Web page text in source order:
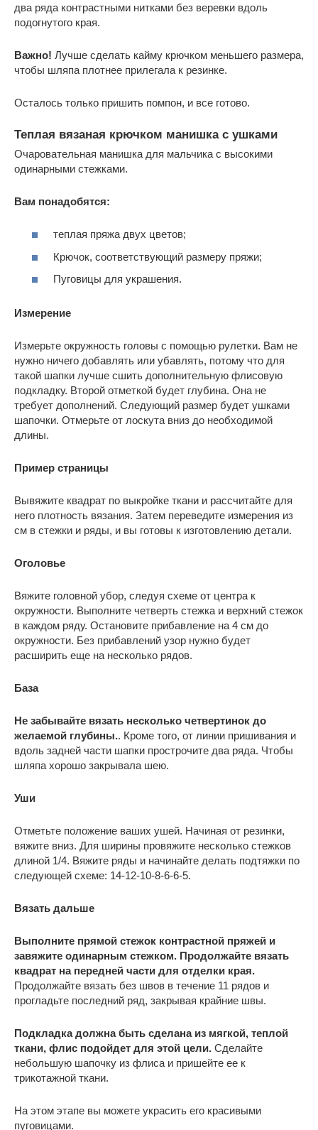
два ряда контрастными нитками без веревки вдоль
подогнутого края.
Важно! Лучше сделать кайму крючком меньшего размера,
чтобы шляпа плотнее прилегала к резинке.
Осталось только пришить помпон, и все готово.
Теплая вязаная крючком манишка с ушками
Очаровательная манишка для мальчика с высокими
одинарными стежками.
Вам понадобятся:
теплая пряжа двух цветов;
Крючок, соответствующий размеру пряжи;
Пуговицы для украшения.
Измерение
Измерьте окружность головы с помощью рулетки. Вам не
нужно ничего добавлять или убавлять, потому что для
такой шапки лучше сшить дополнительную флисовую
подкладку. Второй отметкой будет глубина. Она не
требует дополнений. Следующий размер будет ушками
шапочки. Отмерьте от лоскута вниз до необходимой
длины.
Пример страницы
Вывяжите квадрат по выкройке ткани и рассчитайте для
него плотность вязания. Затем переведите измерения из
см в стежки и ряды, и вы готовы к изготовлению детали.
Оголовье
Вяжите головной убор, следуя схеме от центра к
окружности. Выполните четверть стежка и верхний стежок
в каждом ряду. Остановите прибавление на 4 см до
окружности. Без прибавлений узор нужно будет
расширить еще на несколько рядов.
База
Не забывайте вязать несколько четвертинок до
желаемой глубины.. Кроме того, от линии пришивания и
вдоль задней части шапки прострочите два ряда. Чтобы
шляпа хорошо закрывала шею.
Уши
Отметьте положение ваших ушей. Начиная от резинки,
вяжите вниз. Для ширины провяжите несколько стежков
длиной 1/4. Вяжите ряды и начинайте делать подтяжки по
следующей схеме: 14-12-10-8-6-6-5.
Вязать дальше
Выполните прямой стежок контрастной пряжей и
завяжите одинарным стежком. Продолжайте вязать
квадрат на передней части для отделки края.
Продолжайте вязать без швов в течение 11 рядов и
прогладьте последний ряд, закрывая крайние швы.
Подкладка должна быть сделана из мягкой, теплой
ткани, флис подойдет для этой цели. Сделайте
небольшую шапочку из флиса и пришейте ее к
трикотажной ткани.
На этом этапе вы можете украсить его красивыми
пуговицами.